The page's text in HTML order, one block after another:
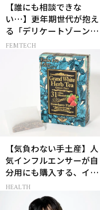
【誰にも相談できな
い…】更年期世代が抱え
る「デリケートゾーン」
のリアルなお悩み４選
FEMTECH
【気負わない手土産】人
気インフルエンサーが自
分用にも購入する、イチ
押しギフト3選
HEALTH